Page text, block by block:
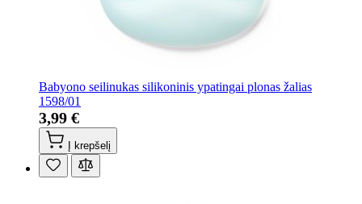
Babyono seilinukas silikoninis ypatingai plonas žalias
1598/01
3,99 €
Į krepšelį